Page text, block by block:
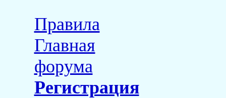
Правила
Главная
форума
Регистрация